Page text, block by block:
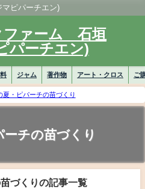
マピパーチエン)
ファーム 石垣
パーチエン)
ジャム 著作物 アート・クロス ご
夏・ピパーチの苗づくり
チの苗づくり
づくりの記事一覧